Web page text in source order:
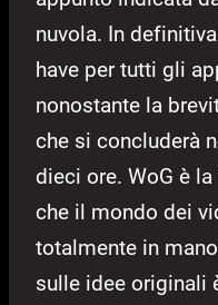
nuvola. In
have per tutti gli
nonostante la
che si concluderà
dieci ore. WoG è
che il mondo dei
totalmente in
sulle idee originali